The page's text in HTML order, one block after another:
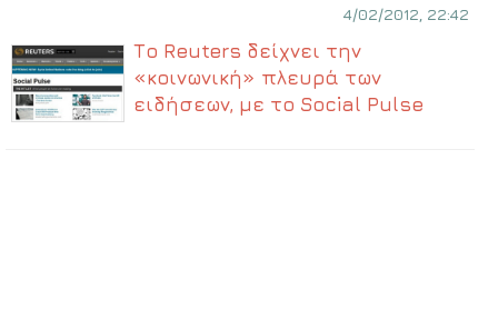
4/02/2012, 22:42
Το Reuters δείχνει την
«κοινωνική» πλευρά των
ειδήσεων, με το Social Pulse